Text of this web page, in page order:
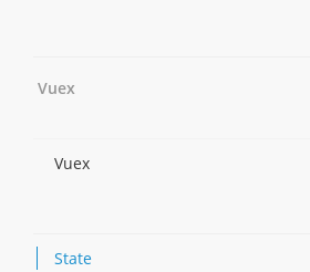
Vuex
Vuex
State